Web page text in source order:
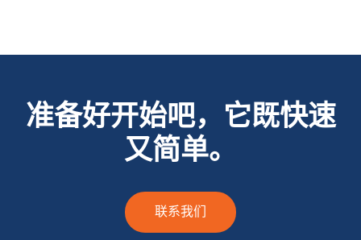
准备好开始吧，它既快速
又简单。
联系我们